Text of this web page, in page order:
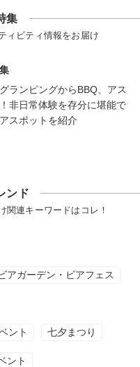
集
ィビティ情報をお届け
ランピングからBBQ、アス
非日常体験を存分に堪能で
スポットを紹介
ンド
関連キーワードはコレ！
アガーデン・ビアフェス
ント 七夕まつり
ント